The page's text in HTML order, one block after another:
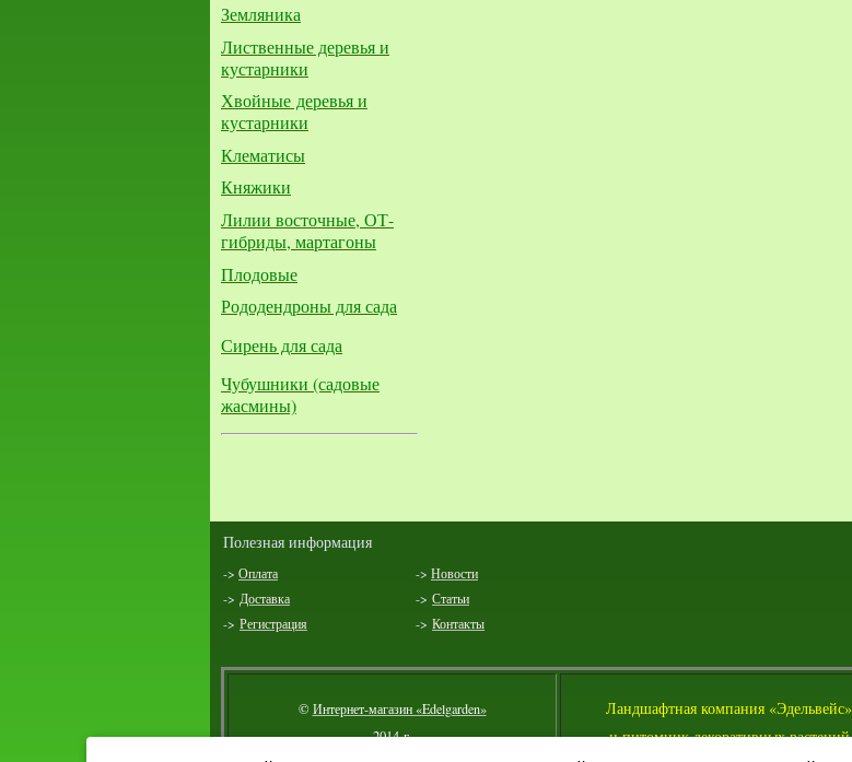
Земляника
Лиственные деревья и
кустарники
Хвойные деревья и
кустарники
Клематисы
Княжики
Лилии восточные, ОТ-
гибриды, мартагоны
Плодовые
Рододендроны для сада
Сирень для сада
Чубушники (садовые
жасмины)
Полезная информация
-> Оплата -> Новости
-> Доставка -> Статьи
-> Регистрация -> Контакты
©Интернет-магазин «Edelgarden»
2014 г.
Ландшафтная компания «Эдельвейс»
и питомник декоративных растений